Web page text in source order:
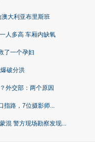
大利亚布里斯班
人多高 车厢内缺氧
了一个孕妇
破分洪
外交部：两个原因
指路，7位摄影师...
混 警方现场勘察发现...